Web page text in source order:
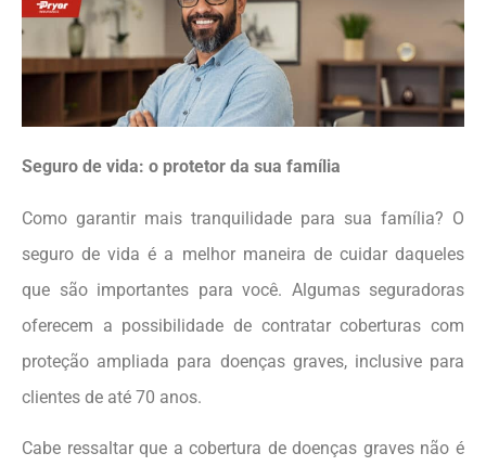
Seguro de vida: o protetor da sua família
Como garantir mais tranquilidade para sua família? O
seguro de vida é a melhor maneira de cuidar daqueles
que são importantes para você. Algumas seguradoras
oferecem a possibilidade de contratar coberturas com
proteção ampliada para doenças graves, inclusive para
clientes de até 70 anos.
Cabe ressaltar que a cobertura de doenças graves não é